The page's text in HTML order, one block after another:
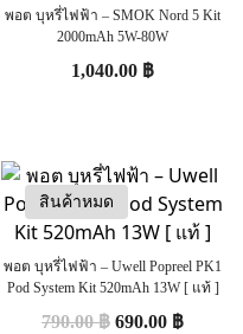
พอต บุหรี่ไฟฟ้า – SMOK Nord 5 Kit
2000mAh 5W-80W
1,040.00 ฿
สินค้าหมด
พอต บุหรี่ไฟฟ้า – Uwell Popreel PK1
Pod System Kit 520mAh 13W [ แท้ ]
790.00฿ 690.00 ฿